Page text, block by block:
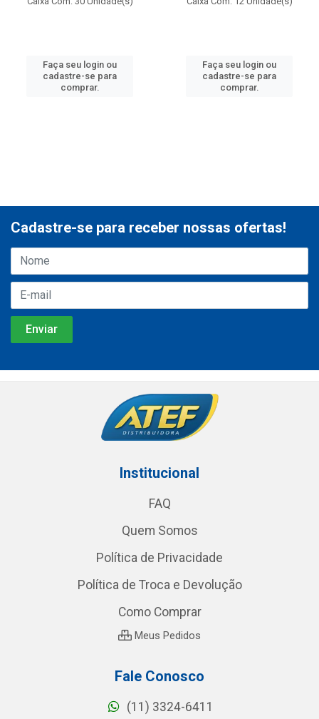
Faça seu login ou
cadastre-se para
comprar.
Faça seu login ou
cadastre-se para
comprar.
Cadastre-se para receber nossas ofertas!
Institucional
FAQ
Quem Somos
Política de Privacidade
Política de Troca e Devolução
Como Comprar
Meus Pedidos
Fale Conosco
(11) 3324-6411